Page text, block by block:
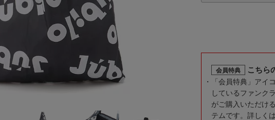
会員特典 こちら
「会員特典」アイ
しているファンク
がご購入いただけ
テムです。詳しく